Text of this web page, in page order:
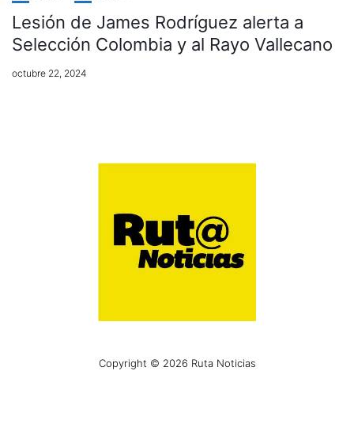
Lesión de James Rodríguez alerta a
Selección Colombia y al Rayo Vallecano
octubre 22, 2024
Copyright © 2026 Ruta Noticias